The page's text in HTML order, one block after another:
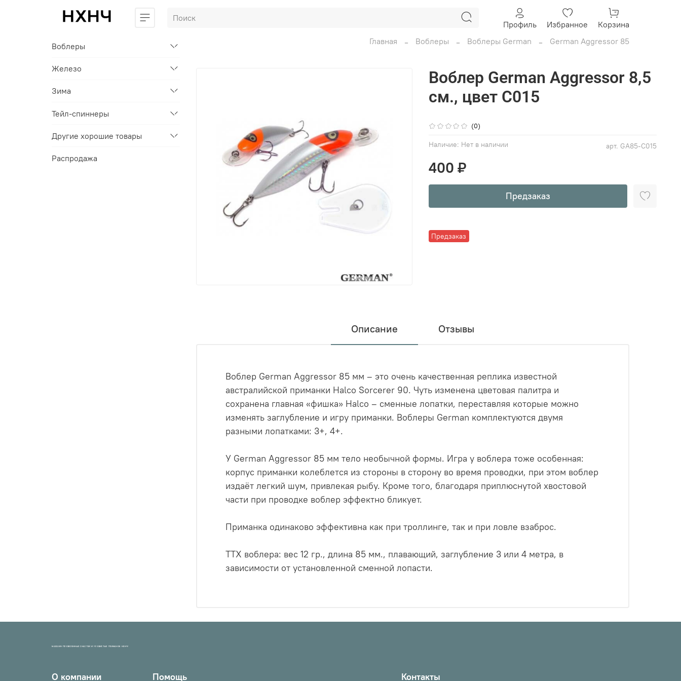
Профиль Избранное
Корзина
Главная
Воблеры Воблеры German German Aggressor 85
(0)
арт. GA85-C015
Наличие: Нет в наличии
Предзаказ
Воблер German Aggressor 8,5
см., цвет C015
400 ₽
Предзаказ
Описание Отзывы
Воблер German Aggressor 85 мм – это очень качественная реплика известной
австралийской приманки Halco Sorcerer 90. Чуть изменена цветовая палитра и
сохранена главная «фишка» Halco – сменные лопатки, переставляя которые можно
изменять заглубление и игру приманки. Воблеры German комплектуются двумя
разными лопатками: 3+, 4+.
У German Aggressor 85 мм тело необычной формы. Игра у воблера тоже особенная:
корпус приманки колеблется из стороны в сторону во время проводки, при этом воблер
издаёт легкий шум, привлекая рыбу. Кроме того, благодаря приплюснутой хвостовой
части при проводке воблер эффектно бликует.
Приманка одинаково эффективна как при троллинге, так и при ловле взаброс.
ТТХ воблера: вес 12 гр., длина 85 мм., плавающий, заглубление 3 или 4 метра, в
зависимости от установленной сменной лопасти.
Воблеры
Железо
Зима
Тейл-спиннеры
Другие хорошие товары
Распродажа
МАГАЗИН ПРОВЕРЕННЫХ СНАСТЕЙ И УЛОВИСТЫХ ПРИМАНОК НХНЧ!
О компании Помощь Контакты